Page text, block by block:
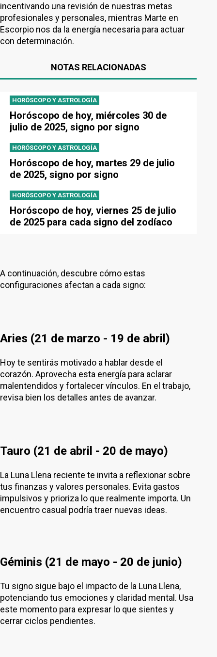
incentivando una revisión de nuestras metas
profesionales y personales, mientras Marte en
Escorpio nos da la energía necesaria para actuar
con determinación.
NOTAS RELACIONADAS
HORÓSCOPO Y ASTROLOGÍA
Horóscopo de hoy, miércoles 30 de
julio de 2025, signo por signo
HORÓSCOPO Y ASTROLOGÍA
Horóscopo de hoy, martes 29 de julio
de 2025, signo por signo
HORÓSCOPO Y ASTROLOGÍA
Horóscopo de hoy, viernes 25 de julio
de 2025 para cada signo del zodíaco
A continuación, descubre cómo estas
configuraciones afectan a cada signo:
Aries (21 de marzo - 19 de abril)
Hoy te sentirás motivado a hablar desde el
corazón. Aprovecha esta energía para aclarar
malentendidos y fortalecer vínculos. En el trabajo,
revisa bien los detalles antes de avanzar.
Tauro (21 de abril - 20 de mayo)
La Luna Llena reciente te invita a reflexionar sobre
tus finanzas y valores personales. Evita gastos
impulsivos y prioriza lo que realmente importa. Un
encuentro casual podría traer nuevas ideas.
Géminis (21 de mayo - 20 de junio)
Tu signo sigue bajo el impacto de la Luna Llena,
potenciando tus emociones y claridad mental. Usa
este momento para expresar lo que sientes y
cerrar ciclos pendientes.